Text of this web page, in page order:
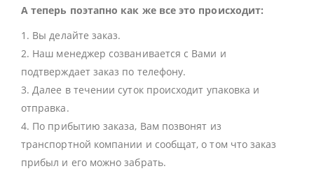
А теперь поэтапно как же все это происходит:
1. Вы делайте заказ.
2. Наш менеджер созванивается с Вами и
подтверждает заказ по телефону.
3. Далее в течении суток происходит упаковка и
отправка.
4. По прибытию заказа, Вам позвонят из
транспортной компании и сообщат, о том что заказ
прибыл и его можно забрать.